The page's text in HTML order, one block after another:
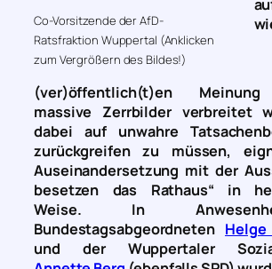
Co-Vorsitzende der AfD-
Ratsfraktion Wuppertal (Anklicken
zum Vergrößern des Bildes!)
(ver)öffentlich(t)en
massive Zerrbilder verbreitet
dabei auf unwahre
zurückgreifen zu müssen,
Auseinandersetzung mit der
besetzen das Rathaus“ in
Weise. In
Bundestagsabgeordneten
und der Wuppertaler